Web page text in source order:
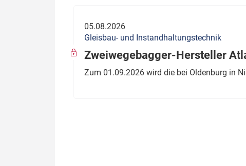
05.08.2026
Gleisbau- und Instandhaltungstechnik
Zweiwegebagger-Hersteller
Zum 01.09.2026 wird die bei Oldenburg in